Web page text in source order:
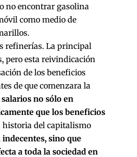
no encontrar gasolina
como medio de
refinerías. La principal
pero esta reivindicación
de los beneficios
de que comenzara la
no sólo en
que los beneficios
historia del capitalismo
sino que
a toda la sociedad en